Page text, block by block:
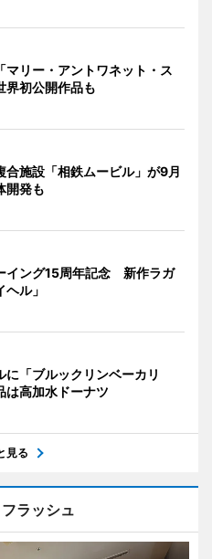
マリー・アントワネット・ス
初公開作品も
合施設「相鉄ムービル」が9月
発も
イング15周年記念 新作ラガ
ル」
に「ブルックリンベーカリ
高加水ドーナツ
見る
ラッシュ